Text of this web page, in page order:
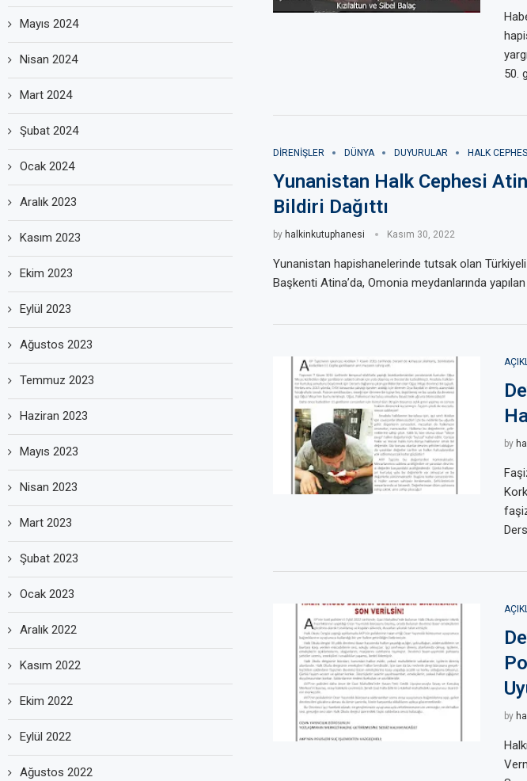
50.
DIRENIŞLER DÜNYA DUYURULAR HALK
Yunanistan Halk Cephesi
Bildiri Dağıttı
by halkinkutuphanesi Kasım 30, 2022
Yunanistan hapishanelerinde tutsak olan Türkiyeli
Başkenti Atina’da, Omonia meydanlarında yapılan
by
by
Mayıs 2024
Nisan 2024
Mart 2024
Şubat 2024
Ocak 2024
Aralık 2023
Kasım 2023
Ekim 2023
Eylül 2023
Ağustos 2023
Temmuz 2023
Haziran 2023
Mayıs 2023
Nisan 2023
Mart 2023
Şubat 2023
Ocak 2023
Aralık 2022
Kasım 2022
Ekim 2022
Eylül 2022
Ağustos 2022